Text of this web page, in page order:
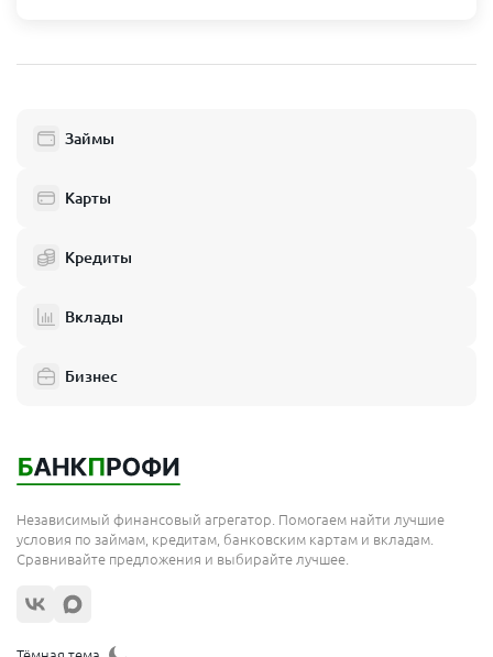
Балашиха
Одинцово
Электросталь
Реутов
Подольск
Королёв
Сергиев Посад
Орехово-Зуево
Щёлково
Займы
Карты
Кредиты
Вклады
Бизнес
Независимый финансовый агрегатор. Помогаем найти лучшие
условия по займам, кредитам, банковским картам и вкладам.
Сравнивайте предложения и выбирайте лучшее.